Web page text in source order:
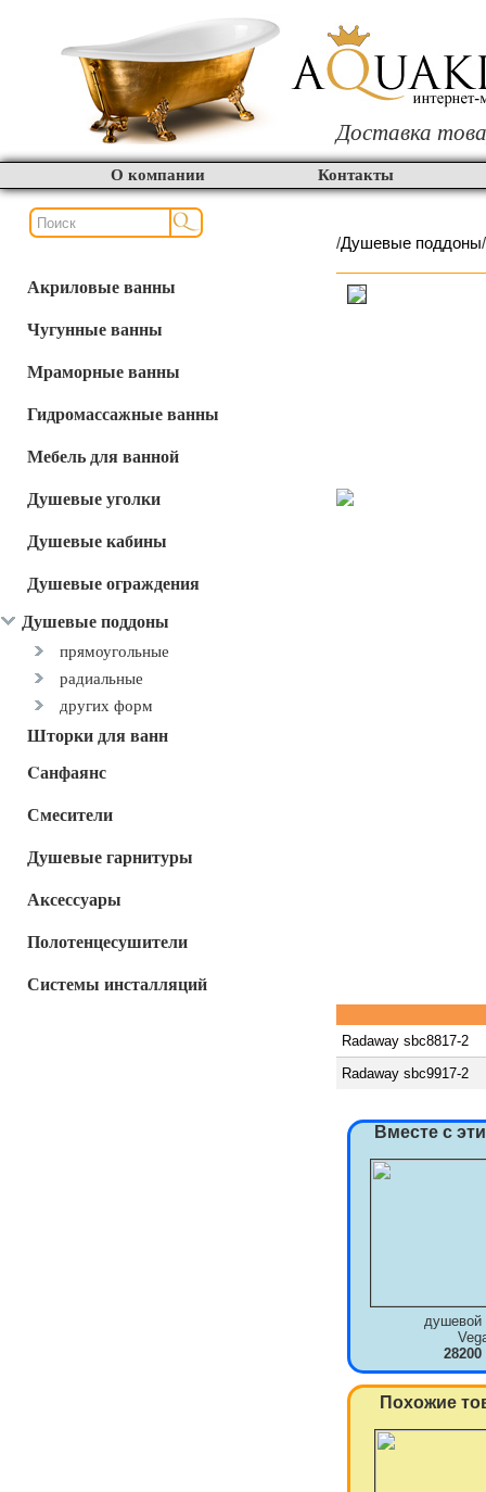
Доставка
О компании Контакты
Акриловые ванны
Чугунные ванны
Мраморные ванны
Гидромассажные ванны
Мебель для ванной
Душевые уголки
Душевые кабины
Душевые ограждения
Душевые поддоны
прямоугольные
радиальные
других форм
Шторки для ванн
Cанфаянс
Смесители
Душевые гарнитуры
Аксессуары
Полотенцесушители
Системы инсталляций
/Душевые поддоны/
Radaway sbc8817-2
Radaway sbc9917-2
Вместе с
душевой
28200
Похожие